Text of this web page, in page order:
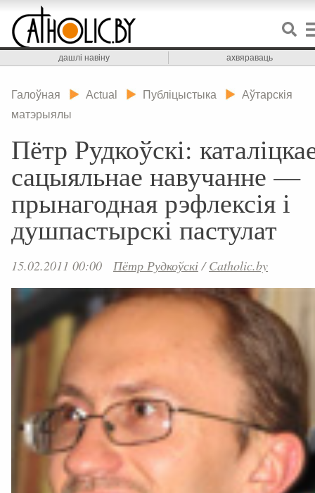
дашлі навіну ахвяраваць
Галоўная Actual Публіцыстыка
Аўтарскія
матэрыялы
Пётр Рудкоўскі:
сацыяльнае навучанне —
прынагодная рэфлексія і
душпастырскі пастулат
15.02.2011 00:00 Пётр Рудкоўскі/Catholic.by